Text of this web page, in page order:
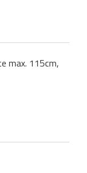
max. 115cm,